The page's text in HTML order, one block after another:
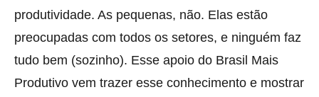
produtividade. As pequenas, não. Elas estão
preocupadas com todos os setores, e ninguém faz
tudo bem (sozinho). Esse apoio do Brasil Mais
Produtivo vem trazer esse conhecimento e mostrar